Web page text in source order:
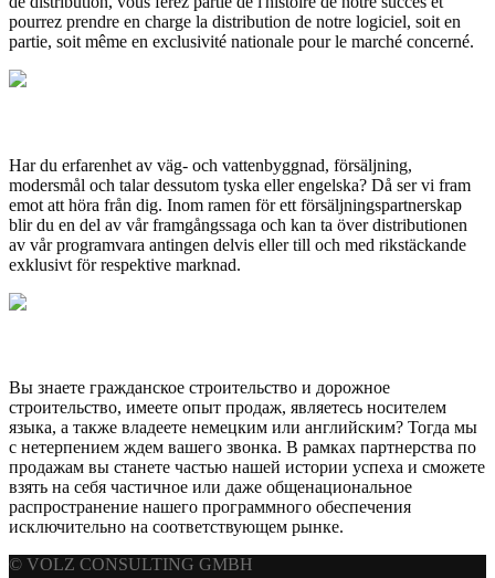
pourrez prendre en charge la distribution de notre logiciel, soit en
partie, soit même en exclusivité nationale pour le marché concerné.
Har du erfarenhet av väg- och vattenbyggnad, försäljning,
modersmål och talar dessutom tyska eller engelska? Då ser vi fram
emot att höra från dig. Inom ramen för ett försäljningspartnerskap
blir du en del av vår framgångssaga och kan ta över distributionen
av vår programvara antingen delvis eller till och med rikstäckande
exklusivt för respektive marknad.
Вы знаете гражданское строительство и дорожное
строительство, имеете опыт продаж, являетесь носителем
языка, а также владеете немецким или английским? Тогда мы
с нетерпением ждем вашего звонка. В рамках партнерства по
продажам вы станете частью нашей истории успеха и сможете
взять на себя частичное или даже общенациональное
распространение нашего программного обеспечения
исключительно на соответствующем рынке.
© VOLZ CONSULTING GMBH